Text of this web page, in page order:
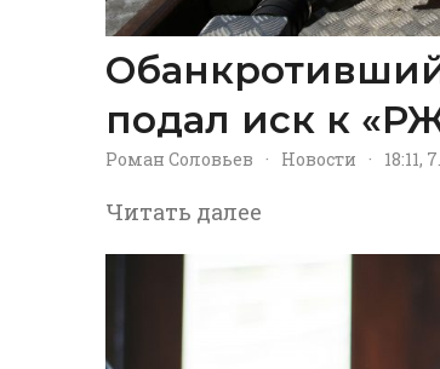
подал иск к
Роман Соловьев · Новости · 18:11,
Читать далее